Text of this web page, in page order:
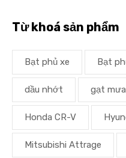
Từ khoá sản phẩm
Bạt phủ xe Bạt
dầu nhớt gạt mưa
Honda CR-V
Mitsubishi Attrage